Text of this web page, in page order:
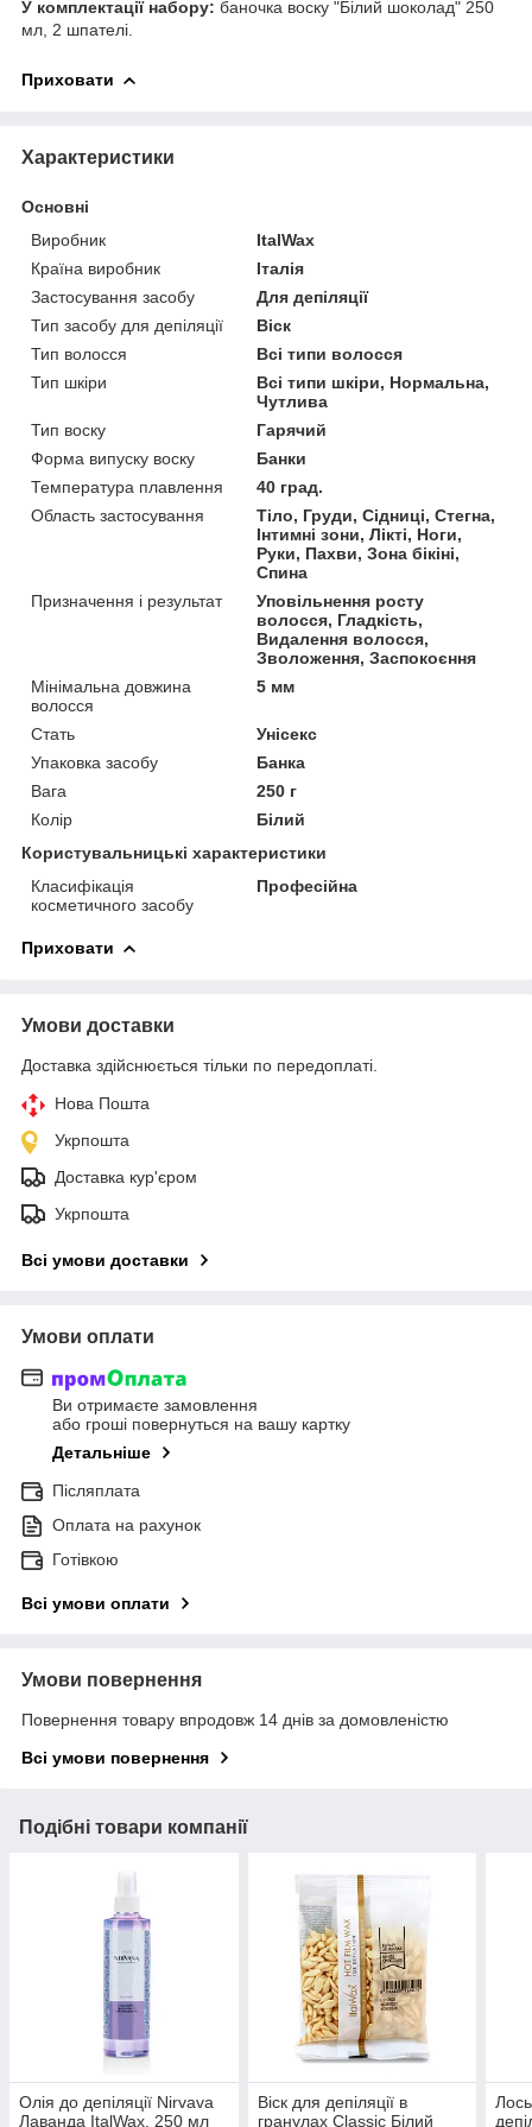
У комплектації набору: баночка воску "Білий шоколад" 250
мл, 2 шпателі.
Приховати
Характеристики
Основні
Виробник
ItalWax
Країна виробник
Італія
Застосування засобу
Для депіляції
Тип засобу для депіляції
Віск
Тип волосся
Всі типи волосся
Тип шкіри
Всі типи шкіри, Нормальна,
Чутлива
Тип воску
Гарячий
Форма випуску воску
Банки
Температура плавлення
40 град.
Область застосування
Тіло, Груди, Сідниці, Стегна,
Інтимні зони, Лікті, Ноги,
Руки, Пахви, Зона бікіні,
Спина
Призначення і результат
Уповільнення росту
волосся, Гладкість,
Видалення волосся,
Зволоження, Заспокоєння
Мінімальна довжина
волосся
5 мм
Стать
Унісекс
Упаковка засобу
Банка
Вага
250 г
Колір
Білий
Користувальницькі характеристики
Класифікація
косметичного засобу
Професійна
Приховати
Умови доставки
Доставка здійснюється тільки по передоплаті.
Нова Пошта
Укрпошта
Доставка кур'єром
Укрпошта
Всі умови доставки
Умови оплати
Ви отримаєте замовлення
або гроші повернуться на вашу картку
Детальніше
Післяплата
Оплата на рахунок
Готівкою
Всі умови оплати
Умови повернення
Повернення товару впродовж 14 днів за домовленістю
Всі умови повернення
Подібні товари компанії
Олія до депіляції Nirvava
Лаванда ItalWax, 250 мл
Віск для депіляції в
гранулах Classic Білий